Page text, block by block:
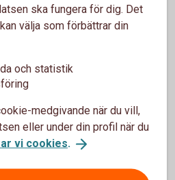
ska fungera för dig. Det
välja som förbättrar din
och statistik
medgivande när du vill,
eller under din profil när du
vi cookies.